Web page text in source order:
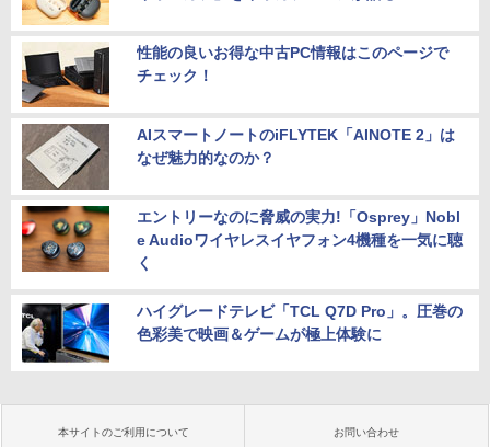
性能の良いお得な中古PC情報はこのページで
チェック！
AIスマートノートのiFLYTEK「AINOTE 2」は
なぜ魅力的なのか？
エントリーなのに脅威の実力!「Osprey」Nobl
e Audioワイヤレスイヤフォン4機種を一気に聴
く
ハイグレードテレビ「TCL Q7D Pro」。圧巻の
色彩美で映画＆ゲームが極上体験に
本サイトのご利用について お問い合わせ